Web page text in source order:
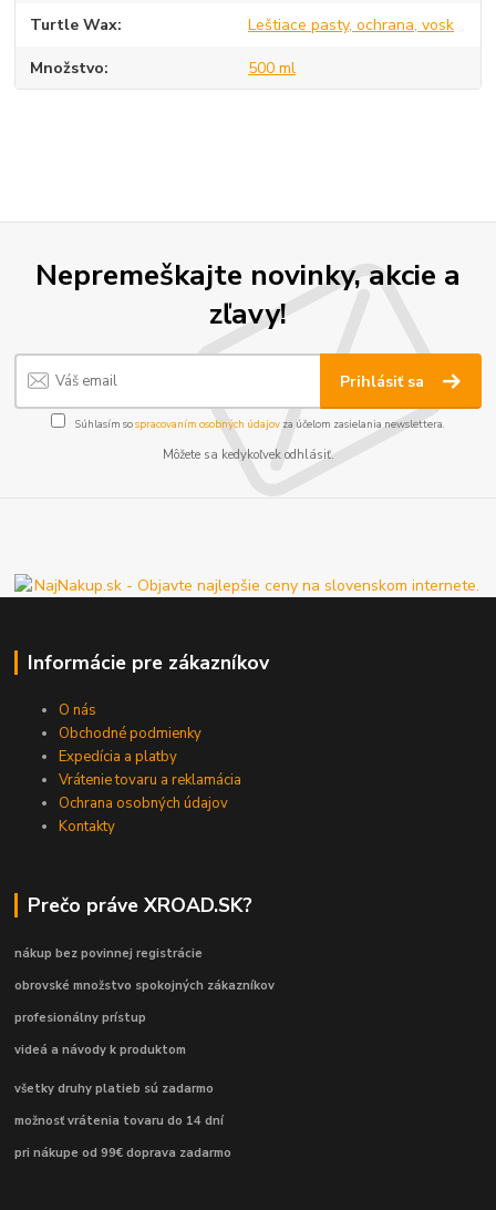
Turtle Wax Leštiace pasty, ochrana, vosk
Množstvo 500 ml
Nepremeškajte novinky, akcie a
zľavy!
Prihlásiť sa
Súhlasím sospracovaním osobných údajov za účelom zasielania newslettera.
Môžete sa kedykoľvek odhlásiť.
Informácie pre zákazníkov
O nás
Obchodné podmienky
Expedícia a platby
Vrátenie tovaru a reklamácia
Ochrana osobných údajov
Kontakty
Prečo práve XROAD.SK?
nákup bez povinnej registrácie
obrovské množstvo spokojných zákazníkov
profesionálny prístup
videá a návody k produktom
všetky druhy platieb sú zadarmo
možnosť vrátenia tovaru do 14 dní
pri nákupe od 99€ doprava zadarmo